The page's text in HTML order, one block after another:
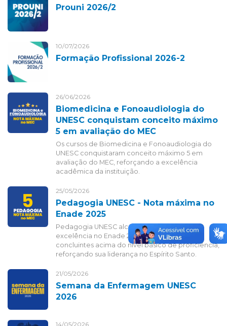
Prouni 2026/2
10/07/2026
Formação Profissional 2026-2
26/06/2026
Biomedicina e Fonoaudiologia do
UNESC conquistam conceito máximo
5 em avaliação do MEC
Os cursos de Biomedicina e Fonoaudiologia do
UNESC conquistaram conceito máximo 5 em
avaliação do MEC, reforçando a excelência
acadêmica da instituição.
25/05/2026
Pedagogia UNESC - Nota máxima no
Enade 2025
Pedagogia UNESC alcança resultado de
excelência no Enade 2025, com 100% dos
concluintes acima do nível básico de proficiência,
reforçando sua liderança no Espírito Santo.
21/05/2026
Semana da Enfermagem UNESC
2026
14/05/2026